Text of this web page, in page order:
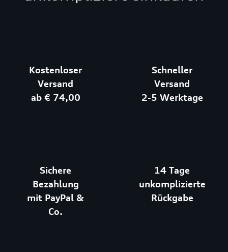
Kostenloser
Versand
ab € 74,00
Schneller
Versand
2-5 Werktage
Sichere
Bezahlung
mit PayPal &
Co.
14 Tage
unkomplizierte
Rückgabe